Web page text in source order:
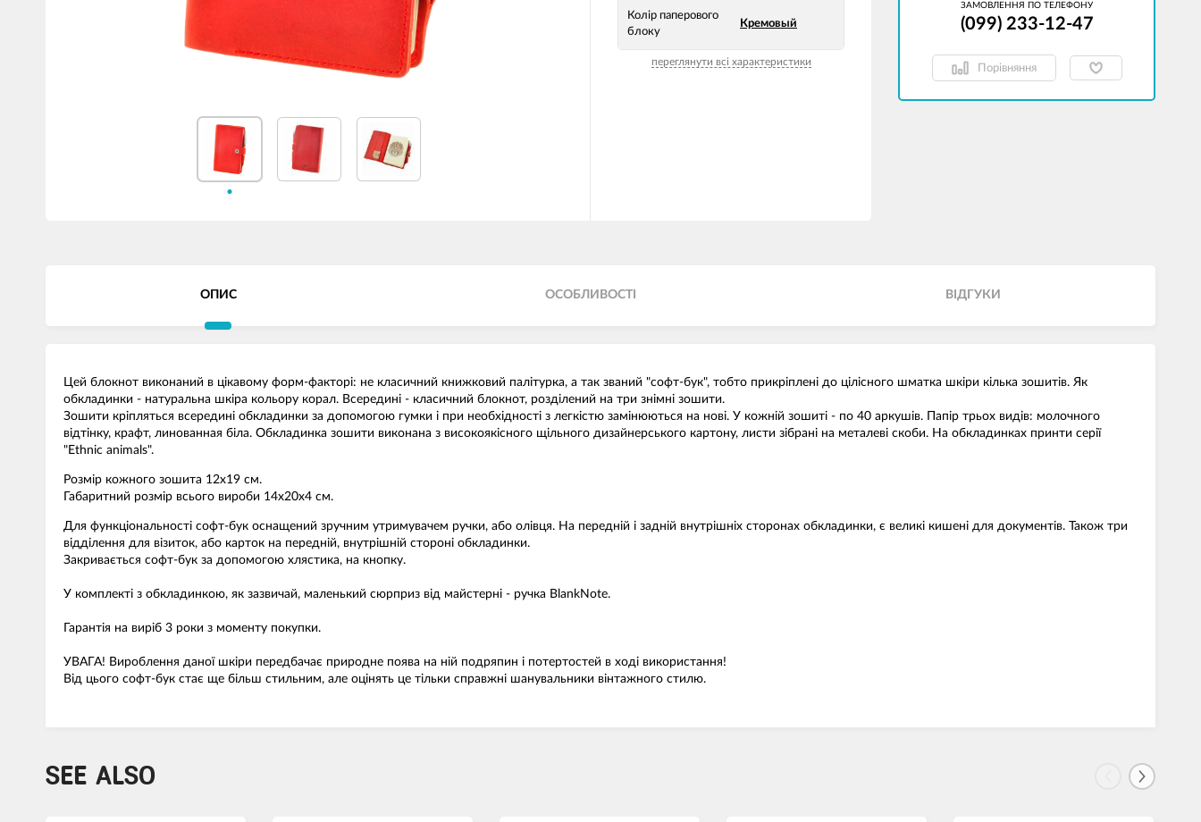
Колір паперового
блоку
Кремовый
переглянути всі характеристики
ЗАМОВЛЕННЯ ПО ТЕЛЕФОНУ
(099) 233-12-47
Порівняння
ОПИС ОСОБЛИВОСТІ ВІДГУКИ
Цей блокнот виконаний в цікавому форм-факторі: не класичний книжковий палітурка, а так званий "софт-бук", тобто прикріплені до цілісного шматка шкіри кілька зошитів. Як
обкладинки - натуральна шкіра кольору корал. Всередині - класичний блокнот, розділений на три знімні зошити.
Зошити кріпляться всередині обкладинки за допомогою гумки і при необхідності з легкістю замінюються на нові. У кожній зошиті - по 40 аркушів. Папір трьох видів: молочного
відтінку, крафт, линованная біла. Обкладинка зошити виконана з високоякісного щільного дизайнерського картону, листи зібрані на металеві скоби. На обкладинках принти серії
"Ethnic animals".
Розмір кожного зошита 12х19 см.
Габаритний розмір всього вироби 14х20х4 см.
Для функціональності софт-бук оснащений зручним утримувачем ручки, або олівця. На передній і задній внутрішніх сторонах обкладинки, є великі кишені для документів. Також три
відділення для візиток, або карток на передній, внутрішній стороні обкладинки.
Закривається софт-бук за допомогою хлястика, на кнопку.
У комплекті з обкладинкою, як зазвичай, маленький сюрприз від майстерні - ручка BlankNote.
Гарантія на виріб 3 роки з моменту покупки.
УВАГА! Вироблення даної шкіри передбачає природне поява на ній подряпин і потертостей в ході використання!
Від цього софт-бук стає ще більш стильним, але оцінять це тільки справжні шанувальники вінтажного стилю.
SEE ALSO